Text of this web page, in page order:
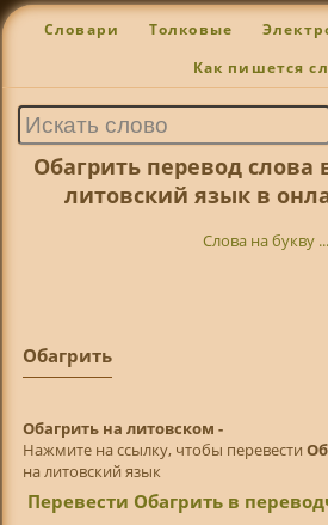
Словари Толковые
Как пишется
Обагрить перевод
литовский язык в
Слова на букву ...
Обагрить
Обагрить на литовском -
Нажмите на ссылку, чтобы перевести
на литовский язык
Перевести Обагрить в